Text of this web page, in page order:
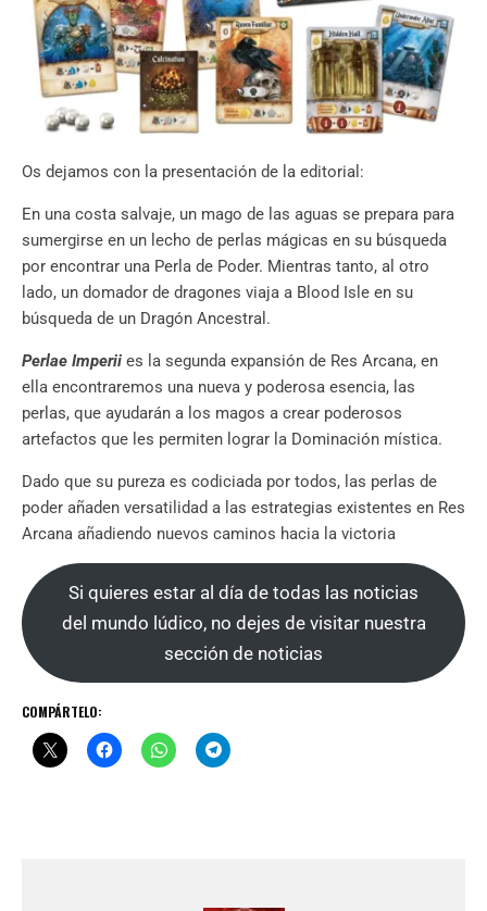
Os dejamos con la presentación de la editorial:
En una costa salvaje, un mago de las aguas se prepara para
sumergirse en un lecho de perlas mágicas en su búsqueda
por encontrar una Perla de Poder. Mientras tanto, al otro
lado, un domador de dragones viaja a Blood Isle en su
búsqueda de un Dragón Ancestral.
Perlae Imperii es la segunda expansión de Res Arcana, en
ella encontraremos una nueva y poderosa esencia, las
perlas, que ayudarán a los magos a crear poderosos
artefactos que les permiten lograr la Dominación mística.
Dado que su pureza es codiciada por todos, las perlas de
poder añaden versatilidad a las estrategias existentes en Res
Arcana añadiendo nuevos caminos hacia la victoria
Si quieres estar al día de todas las noticias
del mundo lúdico, no dejes de visitar nuestra
sección de noticias
COMPÁRTELO: